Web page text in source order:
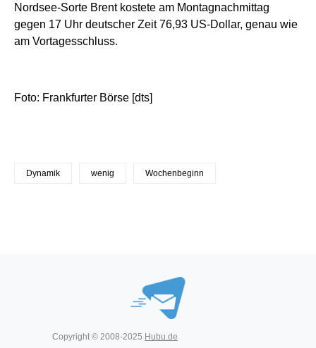
Nordsee-Sorte Brent kostete am Montagnachmittag
gegen 17 Uhr deutscher Zeit 76,93 US-Dollar, genau wie
am Vortagesschluss.
Foto: Frankfurter Börse [dts]
Dynamik wenig Wochenbeginn
Copyright © 2008-2025 Hubu.de